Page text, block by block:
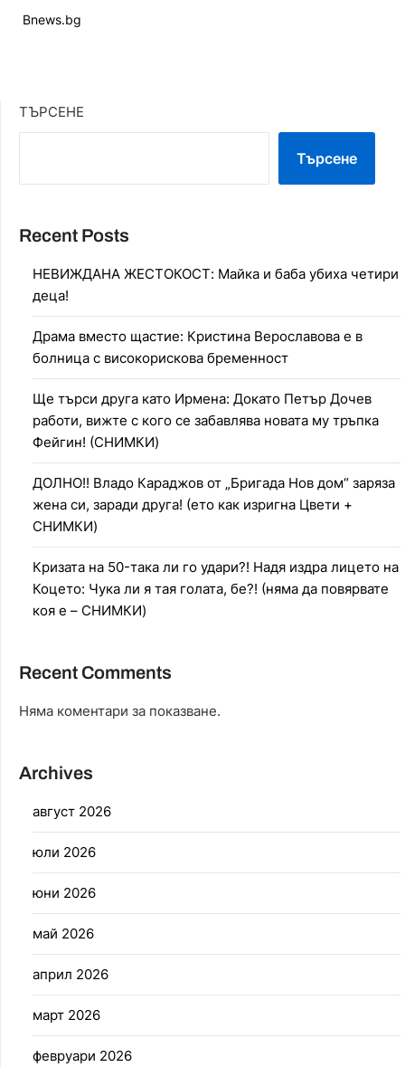
Bnews.bg
ТЪРСЕНЕ
Търсене
Recent Posts
НЕВИЖДАНА ЖЕСТОКОСТ: Майка и баба убиха четири
деца!
Драма вместо щастие: Кристина Верославова е в
болница с високорискова бременност
Ще търси друга като Ирмена: Докато Петър Дочев
работи, вижте с кого се забавлява новата му тръпка
Фейгин! (СНИМКИ)
ДОЛНО!! Владо Караджов от „Бригада Нов дом“ заряза
жена си, заради друга! (ето как изригна Цвети +
СНИМКИ)
Кризата на 50-така ли го удари?! Надя издра лицето на
Коцето: Чука ли я тая голата, бе?! (няма да повярвате
коя е – СНИМКИ)
Recent Comments
Няма коментари за показване.
Archives
август 2026
юли 2026
юни 2026
май 2026
април 2026
март 2026
февруари 2026